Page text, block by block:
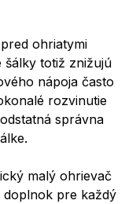
ohriatymi
šálky totiž znižujú
nápoja často
rozvinutie
správna
malý ohrievač
doplnok pre každý